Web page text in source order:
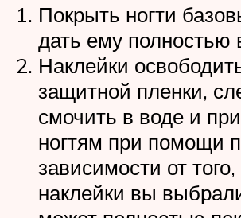
Покрыть ногти
дать ему полностью
Наклейки
защитной пленки,
смочить в воде и
ногтям при помощи
зависимости от того,
наклейки вы